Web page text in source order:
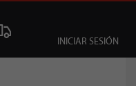
INICIAR SESIÓN